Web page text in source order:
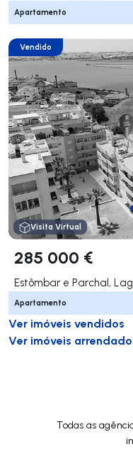
Apartamento
Vendido
Visita Virtual
285 000 €
Estômbar e Parchal,
Apartamento
Ver imóveis vendidos
Ver imóveis
Todas as